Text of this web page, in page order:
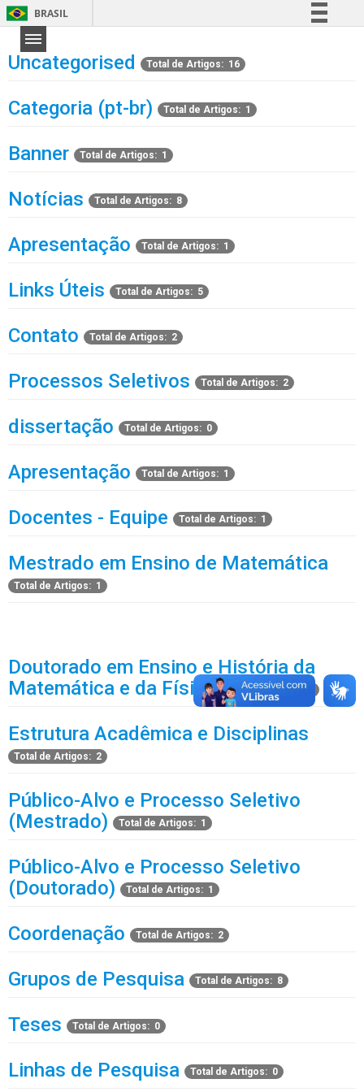
BRASIL
Comunica BR
Acesso à informação
Uncategorised Total de Artigos: 16
Categoria (pt-br) Total de Artigos: 1
Banner Total de Artigos: 1
Notícias Total de Artigos: 8
Apresentação Total de Artigos: 1
Links Úteis Total de Artigos: 5
Contato Total de Artigos: 2
Processos Seletivos Total de Artigos: 2
dissertação Total de Artigos: 0
Apresentação Total de Artigos: 1
Docentes - Equipe Total de Artigos: 1
Mestrado em Ensino de Matemática
Total de Artigos: 1
Doutorado em Ensino e História da
Matemática e da Física
Total de Artigos: 1
Estrutura Acadêmica e Disciplinas
Total de Artigos: 2
Público-Alvo e Processo Seletivo
(Mestrado)
Total de Artigos: 1
Público-Alvo e Processo Seletivo
(Doutorado)
Total de Artigos: 1
Coordenação Total de Artigos: 2
Grupos de Pesquisa Total de Artigos: 8
Teses Total de Artigos: 0
Linhas de Pesquisa Total de Artigos: 0